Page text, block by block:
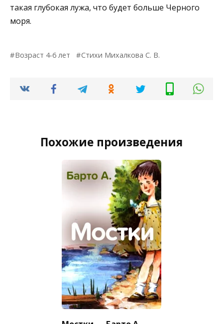
такая глубокая лужа, что будет больше Черного
моря.
Возраст 4-6 лет Стихи Михалкова С. В.
Похожие произведения